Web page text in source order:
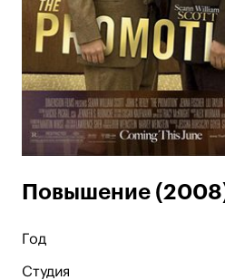
Повышение
Год
Студия